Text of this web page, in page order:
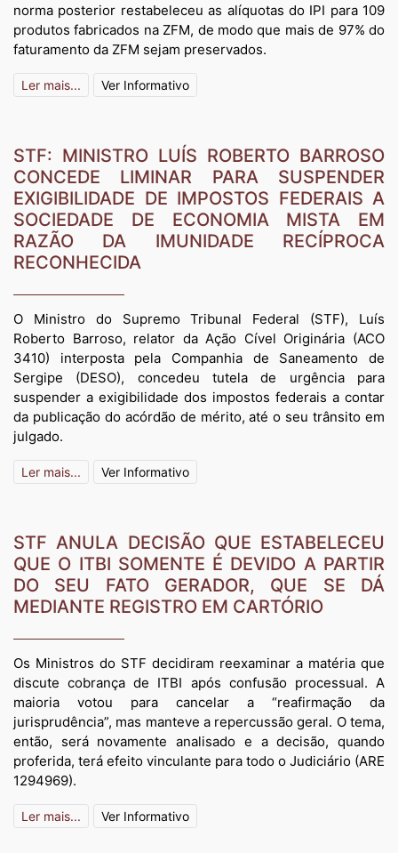
norma posterior restabeleceu as alíquotas do IPI para 109
produtos fabricados na ZFM, de modo que mais de 97% do
faturamento da ZFM sejam preservados.
Ler mais... Ver Informativo
STF: MINISTRO LUÍS ROBERTO BARROSO
CONCEDE LIMINAR PARA SUSPENDER
EXIGIBILIDADE DE IMPOSTOS FEDERAIS A
SOCIEDADE DE ECONOMIA MISTA EM
RAZÃO DA IMUNIDADE RECÍPROCA
RECONHECIDA
O Ministro do Supremo Tribunal Federal (STF), Luís
Roberto Barroso, relator da Ação Cível Originária (ACO
3410) interposta pela Companhia de Saneamento de
Sergipe (DESO), concedeu tutela de urgência para
suspender a exigibilidade dos impostos federais a contar
da publicação do acórdão de mérito, até o seu trânsito em
julgado.
Ler mais... Ver Informativo
STF ANULA DECISÃO QUE ESTABELECEU
QUE O ITBI SOMENTE É DEVIDO A PARTIR
DO SEU FATO GERADOR, QUE SE DÁ
MEDIANTE REGISTRO EM CARTÓRIO
Os Ministros do STF decidiram reexaminar a matéria que
discute cobrança de ITBI após confusão processual. A
maioria votou para cancelar a “reafirmação da
jurisprudência”, mas manteve a repercussão geral. O tema,
então, será novamente analisado e a decisão, quando
proferida, terá efeito vinculante para todo o Judiciário (ARE
1294969).
Ler mais... Ver Informativo